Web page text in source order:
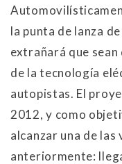
la punta de lanza
extrañará que
de la tecnología
autopistas. El
2012, y como
alcanzar una de
anteriormente: